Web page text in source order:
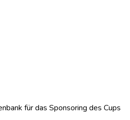
für das Sponsoring des Cups